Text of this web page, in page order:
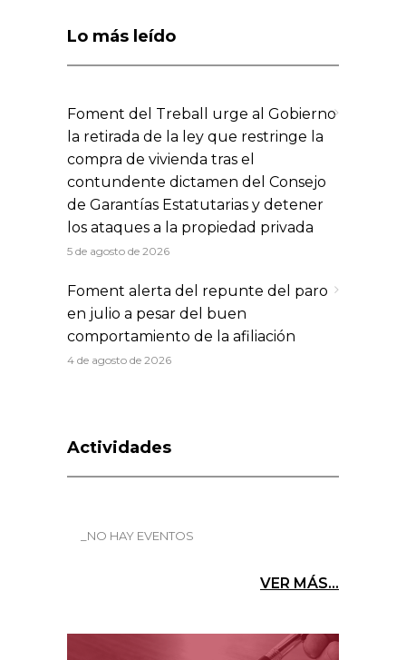
Lo más leído
Foment del Treball urge al Gobierno
la retirada de la ley que restringe la
compra de vivienda tras el
contundente dictamen del Consejo
de Garantías Estatutarias y detener
los ataques a la propiedad privada
5 de agosto de 2026
Foment alerta del repunte del paro
en julio a pesar del buen
comportamiento de la afiliación
4 de agosto de 2026
Actividades
_NO HAY EVENTOS
VER MÁS...